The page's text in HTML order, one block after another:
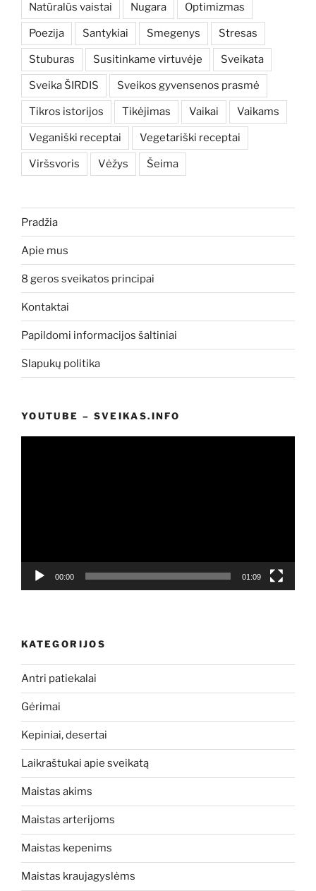
Natūralūs vaistai Nugara Optimizmas
Poezija Santykiai Smegenys Stresas
Stuburas Susitinkame virtuvėje Sveikata
Sveika ŠIRDIS Sveikos gyvensenos prasmė
Tikros istorijos Tikėjimas Vaikai Vaikams
Veganiški receptai Vegetariški receptai
Viršsvoris Vėžys Šeima
Pradžia
Apie mus
8 geros sveikatos principai
Kontaktai
Papildomi informacijos šaltiniai
Slapukų politika
YOUTUBE – SVEIKAS.INFO
00:00 01:09
KATEGORIJOS
Antri patiekalai
Gėrimai
Kepiniai, desertai
Laikraštukai apie sveikatą
Maistas akims
Maistas arterijoms
Maistas kepenims
Maistas kraujagyslėms